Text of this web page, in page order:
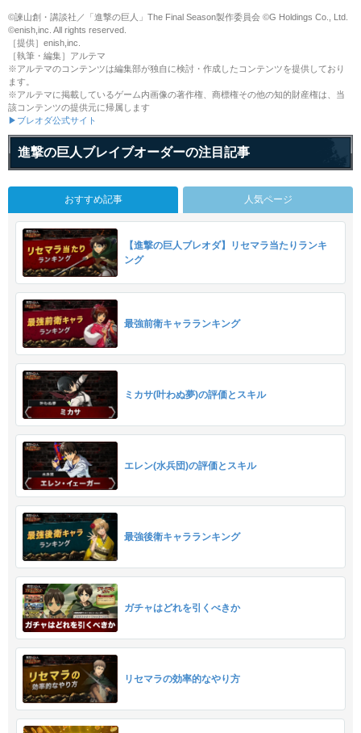
©諫山創・講談社／「進撃の巨人」The Final Season製作委員会 ©G Holdings Co., Ltd.
©enish,inc. All rights reserved.
［提供］enish,inc.
［執筆・編集］アルテマ
※アルテマのコンテンツは編集部が独自に検討・作成したコンテンツを提供しており
ます。
※アルテマに掲載しているゲーム内画像の著作権、商標権その他の知的財産権は、当
該コンテンツの提供元に帰属します
▶ブレオダ公式サイト
進撃の巨人ブレイブオーダーの注目記事
おすすめ記事 人気ページ
【進撃の巨人ブレオダ】リセマラ当たりランキ
ング
最強前衛キャラランキング
ミカサ(叶わぬ夢)の評価とスキル
エレン(水兵団)の評価とスキル
最強後衛キャラランキング
ガチャはどれを引くべきか
リセマラの効率的なやり方